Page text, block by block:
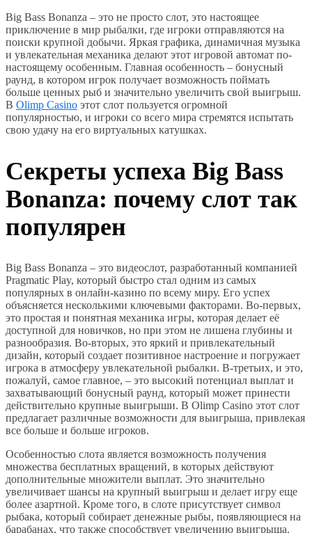
Big Bass Bonanza – это не просто слот, это настоящее
приключение в мир рыбалки, где игроки отправляются на
поиски крупной добычи. Яркая графика, динамичная музыка
и увлекательная механика делают этот игровой автомат по-
настоящему особенным. Главная особенность – бонусный
раунд, в котором игрок получает возможность поймать
больше ценных рыб и значительно увеличить свой выигрыш.
В Olimp Casino этот слот пользуется огромной
популярностью, и игроки со всего мира стремятся испытать
свою удачу на его виртуальных катушках.
Секреты успеха Big Bass
Bonanza: почему слот так
популярен
Big Bass Bonanza – это видеослот, разработанный компанией
Pragmatic Play, который быстро стал одним из самых
популярных в онлайн-казино по всему миру. Его успех
объясняется несколькими ключевыми факторами. Во-первых,
это простая и понятная механика игры, которая делает её
доступной для новичков, но при этом не лишена глубины и
разнообразия. Во-вторых, это яркий и привлекательный
дизайн, который создает позитивное настроение и погружает
игрока в атмосферу увлекательной рыбалки. В-третьих, и это,
пожалуй, самое главное, – это высокий потенциал выплат и
захватывающий бонусный раунд, который может принести
действительно крупные выигрыши. В Olimp Casino этот слот
предлагает различные возможности для выигрыша, привлекая
все больше и больше игроков.
Особенностью слота является возможность получения
множества бесплатных вращений, в которых действуют
дополнительные множители выплат. Это значительно
увеличивает шансы на крупный выигрыш и делает игру еще
более азартной. Кроме того, в слоте присутствует символ
рыбака, который собирает денежные рыбы, появляющиеся на
барабанах, что также способствует увеличению выигрыша.